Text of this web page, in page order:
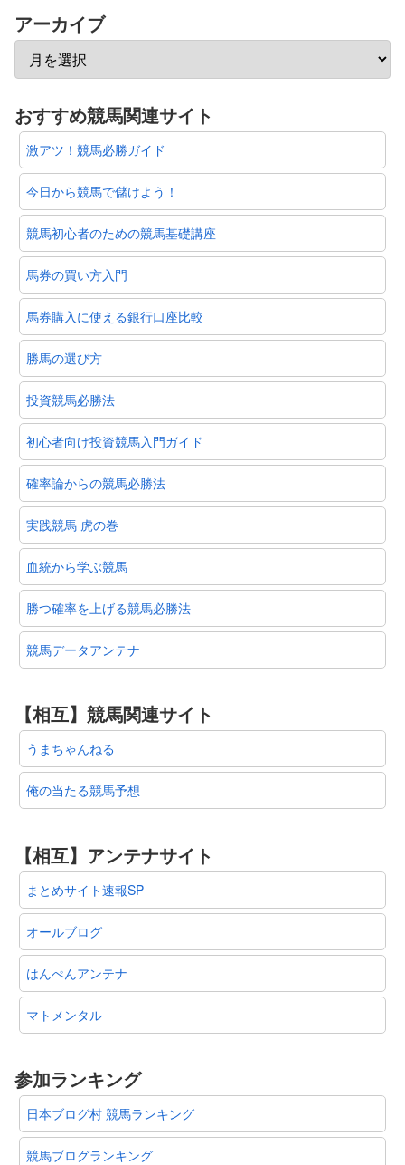
アーカイブ
おすすめ競馬関連サイト
激アツ！競馬必勝ガイド
今日から競馬で儲けよう！
競馬初心者のための競馬基礎講座
馬券の買い方入門
馬券購入に使える銀行口座比較
勝馬の選び方
投資競馬必勝法
初心者向け投資競馬入門ガイド
確率論からの競馬必勝法
実践競馬 虎の巻
血統から学ぶ競馬
勝つ確率を上げる競馬必勝法
競馬データアンテナ
【相互】競馬関連サイト
うまちゃんねる
俺の当たる競馬予想
【相互】アンテナサイト
まとめサイト速報SP
オールブログ
はんぺんアンテナ
マトメンタル
参加ランキング
日本ブログ村 競馬ランキング
競馬ブログランキング